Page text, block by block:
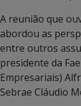
A reunião que
abordou as
entre outros
presidente da
Empresariais)
Sebrae Cláudio